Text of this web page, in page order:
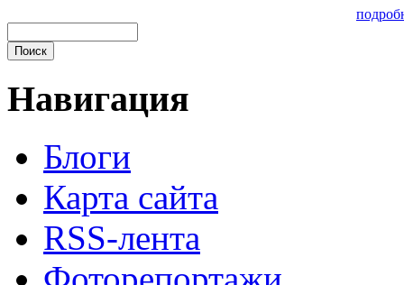
Навигация
Блоги
Карта сайта
RSS-лента